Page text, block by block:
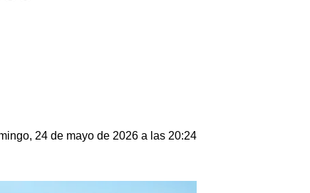
24 de mayo de 2026 a las 20:24